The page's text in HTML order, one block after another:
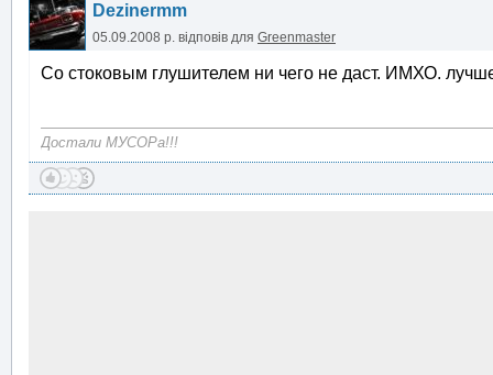
Dezinermm
05.09.2008 р. відповів для Greenmaster
Со стоковым глушителем ни чего не даст. ИМХО.
Достали МУСОРа!!!